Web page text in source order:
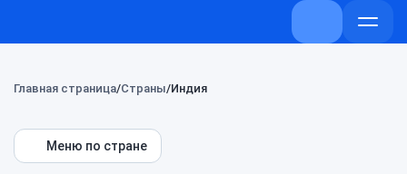
+7 (800) 707-
Главная страница Страны Индия
Меню по стране